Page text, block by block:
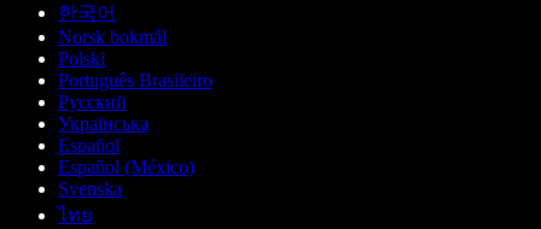
한국어
Norsk bokmål
Polski
Português Brasileiro
Русский
Українська
Español
Español (México)
Svenska
ไทย